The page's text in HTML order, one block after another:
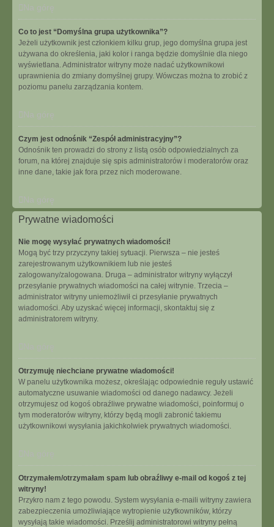
Na górę
Co to jest “Domyślna grupa użytkownika”?
Jeżeli użytkownik jest członkiem kilku grup, jego domyślna grupa jest
używana do określenia, jaki kolor i ranga będzie domyślnie dla niego
wyświetlana. Administrator witryny może nadać użytkownikowi
uprawnienia do zmiany domyślnej grupy. Wówczas można to zrobić z
poziomu panelu zarządzania kontem.
Na górę
Czym jest odnośnik “Zespół administracyjny”?
Odnośnik ten prowadzi do strony z listą osób odpowiedzialnych za
forum, na której znajduje się spis administratorów i moderatorów oraz
inne dane, takie jak fora przez nich moderowane.
Na górę
Prywatne wiadomości
Nie mogę wysyłać prywatnych wiadomości!
Mogą być trzy przyczyny takiej sytuacji. Pierwsza – nie jesteś
zarejestrowanym użytkownikiem lub nie jesteś
zalogowany/zalogowana. Druga – administrator witryny wyłączył
przesyłanie prywatnych wiadomości na całej witrynie. Trzecia –
administrator witryny uniemożliwił ci przesyłanie prywatnych
wiadomości. Aby uzyskać więcej informacji, skontaktuj się z
administratorem witryny.
Otrzymuję niechciane prywatne wiadomości!
W panelu użytkownika możesz, określając odpowiednie reguły ustawić
automatyczne usuwanie wiadomości od danego nadawcy. Jeżeli
otrzymujesz od kogoś obraźliwe prywatne wiadomości, poinformuj o
tym moderatorów witryny, którzy będą mogli zabronić takiemu
użytkownikowi wysyłania jakichkolwiek prywatnych wiadomości.
Otrzymałem/otrzymałam spam lub obraźliwy e-mail od kogoś z tej
witryny!
Przykro nam z tego powodu. System wysyłania e-maili witryny zawiera
zabezpieczenia umożliwiające wytropienie użytkowników, którzy
wysyłają takie wiadomości. Prześlij administratorowi witryny pełną